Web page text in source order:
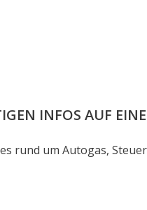
INFOS AUF
rund um Autogas,